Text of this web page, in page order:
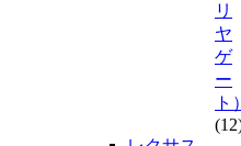
リ
ヤ
ゲ
ー
ト